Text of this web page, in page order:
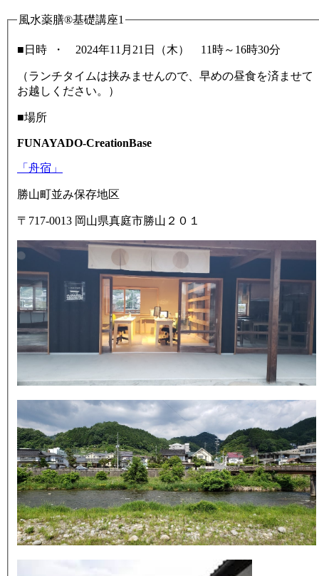
風水薬膳®基礎講座1
■日時 ・ 2024年11月21日（木） 11時～16時30分
（ランチタイムは挟みませんので、早めの昼食を済ませて
お越しください。）
■場所
FUNAYADO-CreationBase
「舟宿」
勝山町並み保存地区
〒717-0013 岡山県真庭市勝山２０１